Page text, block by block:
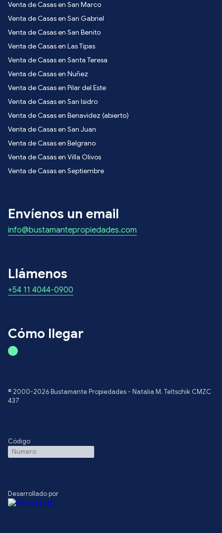
Venta de Casas en San Marco
Venta de Casas en San Gabriel
Venta de Casas en San Benito
Venta de Casas en Las Tipas
Venta de Casas en Santa Teresa
Venta de Casas en Nuñez
Venta de Casas en Pilar del Este
Venta de Casas en San Isidro
Venta de Casas en Benavidez (abierto)
Venta de Casas en San Juan
Venta de Casas en Belgrano
Venta de Casas en Villa Olivos
Venta de Casas en Septiembre
Envíenos un email
info@bustamantepropiedades.com
Llámenos
+54 11 4044-0900
Cómo llegar
© 2000-2026 Bustamante Propiedades - Natalia M. Teltschik CMZC
437
Código
Desarrollado por